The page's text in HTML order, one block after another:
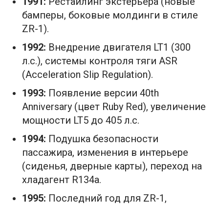
бамперы, боковые молдинги в стиле
ZR-1).
1992: Внедрение двигателя LT1 (300
л.с.), системы контроля тяги ASR
(Acceleration Slip Regulation).
1993: Появление версии 40th
Anniversary (цвет Ruby Red), увеличение
мощности LT5 до 405 л.с.
1994: Подушка безопасности
пассажира, изменения в интерьере
(сиденья, дверные карты), переход на
хладагент R134a.
1995: Последний год для ZR-1,